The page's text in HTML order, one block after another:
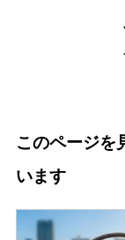
このページを
います